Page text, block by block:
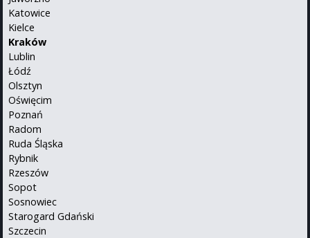
Katowice
Kielce
Kraków
Lublin
Łódź
Olsztyn
Oświęcim
Poznań
Radom
Ruda Śląska
Rybnik
Rzeszów
Sopot
Sosnowiec
Starogard Gdański
Szczecin